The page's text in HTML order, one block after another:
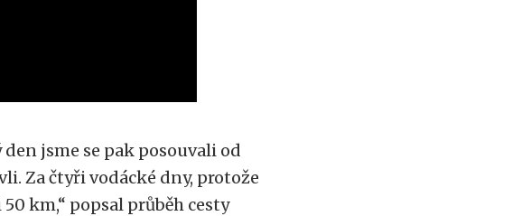
jsme se pak posouvali od
Za čtyři vodácké dny, protože
km,“ popsal průběh cesty